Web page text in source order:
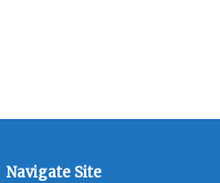
Navigate Site